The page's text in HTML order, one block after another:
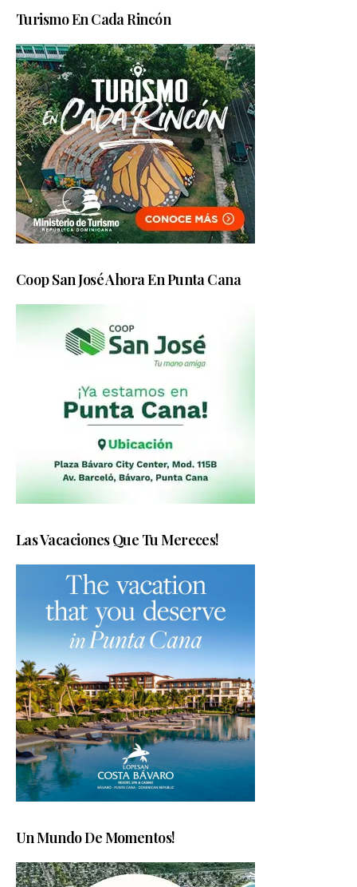
Turismo En Cada Rincón
Coop San José Ahora En Punta Cana
Las Vacaciones Que Tu Mereces!
Un Mundo De Momentos!